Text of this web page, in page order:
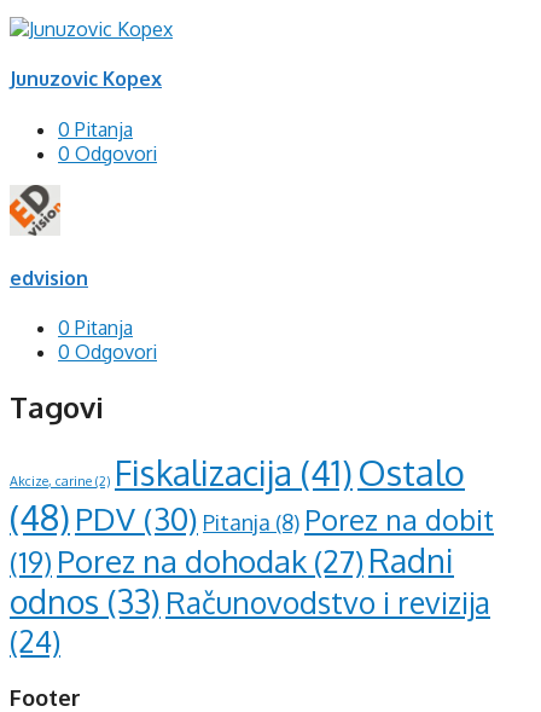
Junuzovic Kopex
0 Pitanja
0 Odgovori
edvision
0 Pitanja
0 Odgovori
Tagovi
Akcize, carine (2) Fiskalizacija (41)Ostalo
(48) PDV (30) Pitanja (8) Porez na dobit
(19) Porez na dohodak (27)Radni
odnos (33) Računovodstvo i revizija
(24)
Footer